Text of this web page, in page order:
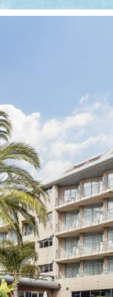
cooking, yra
mokestį
programos)